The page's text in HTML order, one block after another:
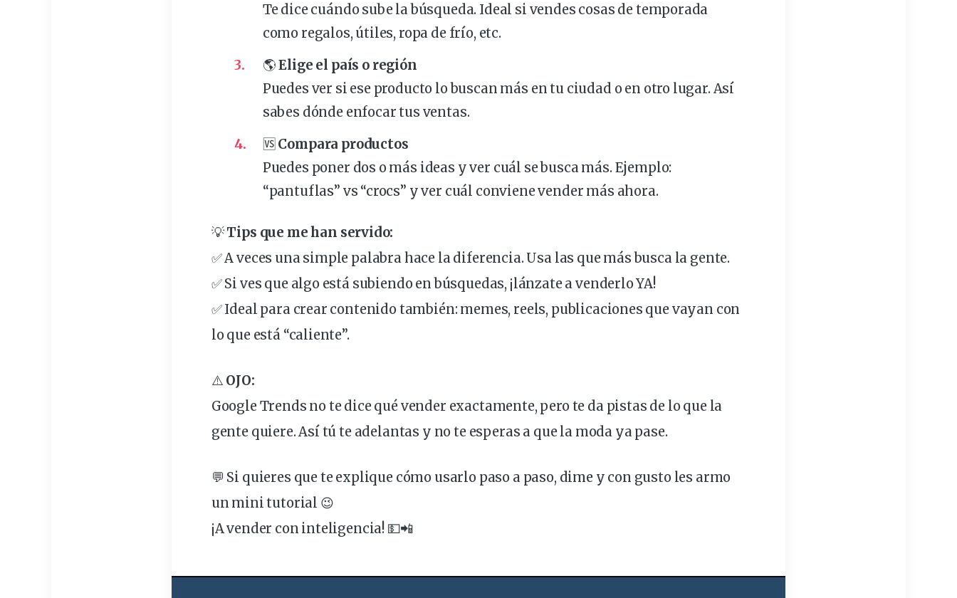
Te dice cuándo sube la búsqueda. Ideal si vendes cosas de temporada
como regalos, útiles, ropa de frío, etc.
🌎Elige el país o región
Puedes ver si ese producto lo buscan más en tu ciudad o en otro lugar. Así
sabes dónde enfocar tus ventas.
🆚 Compara productos
Puedes poner dos o más ideas y ver cuál se busca más. Ejemplo:
“pantuflas” vs “crocs” y ver cuál conviene vender más ahora.
💡Tips que me han servido:
✅ A veces una simple palabra hace la diferencia. Usa las que más busca la gente.
✅ Si ves que algo está subiendo en búsquedas, ¡lánzate a venderlo YA!
✅ Ideal para crear contenido también: memes, reels, publicaciones que vayan con
lo que está “caliente”.
⚠️ OJO:
Google Trends no te dice qué vender exactamente, pero te da pistas de lo que la
gente quiere. Así tú te adelantas y no te esperas a que la moda ya pase.
💬 Si quieres que te explique cómo usarlo paso a paso, dime y con gusto les armo
un mini tutorial 😉
¡A vender con inteligencia! 💵📲